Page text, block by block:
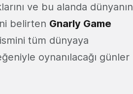
ve bu alanda dünyanın
belirten Gnarly Game
tüm dünyaya
oynanılacağı günler